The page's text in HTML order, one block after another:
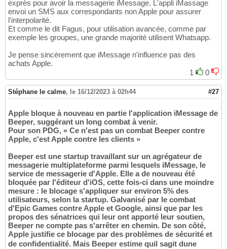
exprès pour avoir la messagerie iMessage. L'appli iMassage
envoi un SMS aux correspondants non Apple pour assurer
l'interpolarité.
Et comme le dit Fagus, pour utilisation avancée, comme par
exemple les groupes, une grande majorité utilisent Whatsapp.
Je pense sincèrement que iMessage n'influence pas des
achats Apple.
1
0
Stéphane le calme, le 16/12/2023 à 02h44 #27
Apple bloque à nouveau en partie l'application iMessage de
Beeper, suggérant un long combat à venir.
Pour son PDG, « Ce n'est pas un combat Beeper contre
Apple, c'est Apple contre les clients »
Beeper est une startup travaillant sur un agrégateur de
messagerie multiplateforme parmi lesquels iMessage, le
service de messagerie d'Apple. Elle a de nouveau été
bloquée par l'éditeur d'iOS, cette fois-ci dans une moindre
mesure : le blocage s'appliquer sur environ 5% des
utilisateurs, selon la startup. Galvanisé par le combat
d'Epic Games contre Apple et Google, ainsi que par les
propos des sénatrices qui leur ont apporté leur soutien,
Beeper ne compte pas s'arrêter en chemin. De son côté,
Apple justifie ce blocage par des problèmes de sécurité et
de confidentialité. Mais Beeper estime quil sagit dune